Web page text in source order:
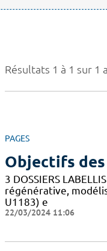
Résultats 1 à 1 sur 1
PAGES
Objectifs des
3 DOSSIERS
régénérative,
U1183) e
22/03/2024 11:06